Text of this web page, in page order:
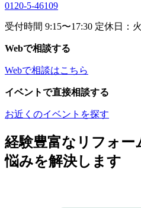
0120-5-46109
受付時間 9:15〜17:30 定休日：
Webで相談する
Webで相談はこちら
イベントで直接相談する
お近くのイベントを探す
経験豊富なリフォ
悩みを解決します